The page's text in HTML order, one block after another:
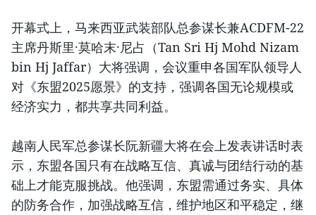
开幕式上，马来西亚武装部队总参谋长兼ACDFM-22
主席丹斯里·莫哈末·尼占（Tan Sri Hj Mohd Nizam
bin Hj Jaffar）大将强调，会议重申各国军队领导人
对《东盟2025愿景》的支持，强调各国无论规模或
经济实力，都共享共同利益。
越南人民军总参谋长阮新疆大将在会上发表讲话时表
示，东盟各国只有在战略互信、真诚与团结行动的基
础上才能克服挑战。他强调，东盟需通过务实、具体
的防务合作，加强战略互信，维护地区和平稳定，继